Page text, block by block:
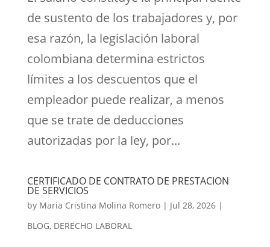
de sustento de los trabajadores y, por
esa razón, la legislación laboral
colombiana determina estrictos
límites a los descuentos que el
empleador puede realizar, a menos
que se trate de deducciones
autorizadas por la ley, por...
CERTIFICADO DE CONTRATO DE PRESTACION
DE SERVICIOS
by Maria Cristina Molina Romero| Jul 28, 2026|
BLOG, DERECHO LABORAL